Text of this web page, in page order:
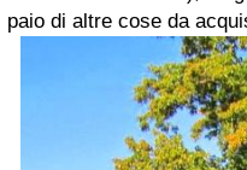
paio di altre cose da